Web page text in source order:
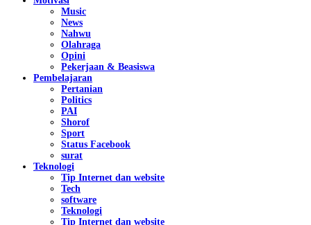
Music
News
Nahwu
Olahraga
Opini
Pekerjaan & Beasiswa
Pembelajaran
Pertanian
Politics
PAI
Shorof
Sport
Status Facebook
surat
Teknologi
Tip Internet dan website
Tech
software
Teknologi
Tip Internet dan website